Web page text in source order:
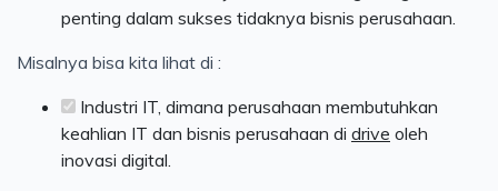
penting dalam sukses tidaknya bisnis perusahaan.
Misalnya bisa kita lihat di :
Industri IT, dimana perusahaan membutuhkan
keahlian IT dan bisnis perusahaan di drive oleh
inovasi digital.